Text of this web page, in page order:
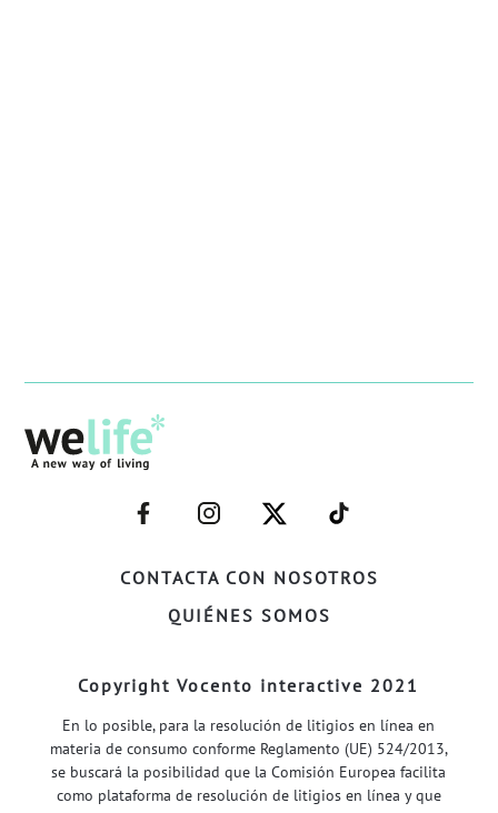
CONTACTA CON NOSOTROS
QUIÉNES SOMOS
–
FACEBOOK–
–
INSTAGRAM–
–
TWITTER–
–
WELIFE–
Copyright Vocento interactive 2021
En lo posible, para la resolución de litigios en línea en
materia de consumo conforme Reglamento (UE) 524/2013,
se buscará la posibilidad que la Comisión Europea facilita
como plataforma de resolución de litigios en línea y que